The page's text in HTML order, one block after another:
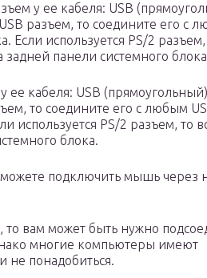
у ее кабеля: USB
разъем, то соедините его с
Если используется PS/2 разъем,
панели системного
ее кабеля: USB
то соедините его с любым
используется PS/2 разъем, то
блока.
подключить мышь через
вам может быть нужно
многие компьютеры имеют
не понадобиться.